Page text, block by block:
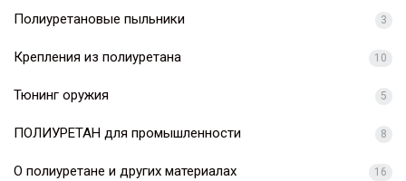
Полиуретановые пыльники 3
Крепления из полиуретана 10
Тюнинг оружия 5
ПОЛИУРЕТАН для промышленности 8
О полиуретане и других материалах 16